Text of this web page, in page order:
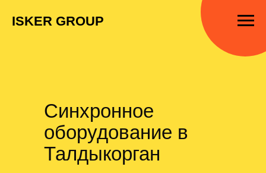
ISKER GROUP
Синхронное
оборудование в
Талдыкорган